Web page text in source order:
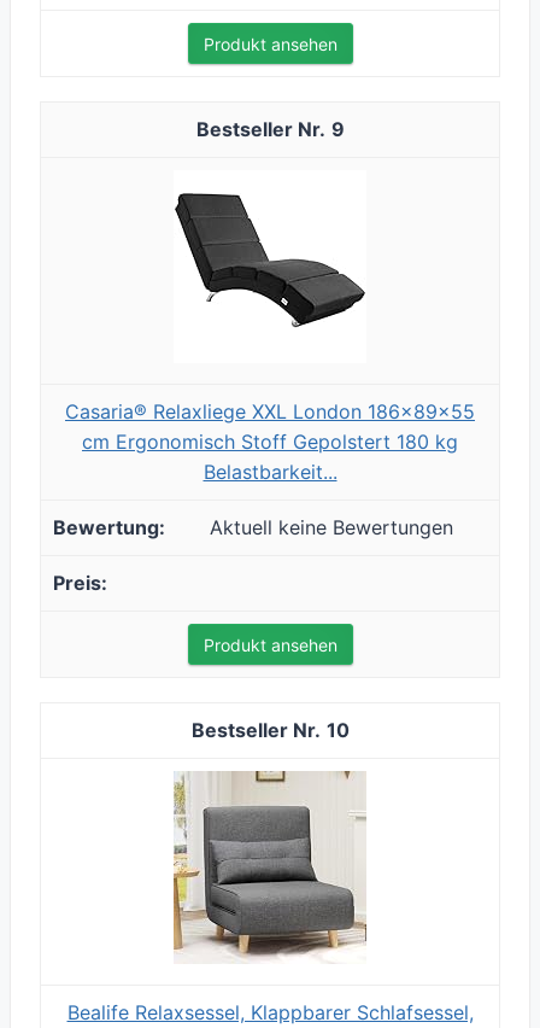
Produkt ansehen
9
Casaria® Relaxliege XXL London 186x89x55
cm Ergonomisch Stoff Gepolstert 180 kg
Belastbarkeit...
Aktuell keine Bewertungen
Produkt ansehen
10
Bealife Relaxsessel, Klappbarer Schlafsessel,